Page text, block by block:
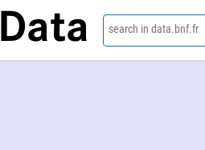
Data search in data.bnf.fr